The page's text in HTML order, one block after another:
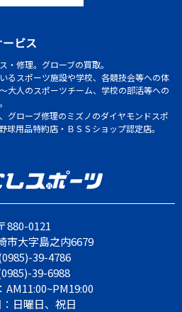
ビス
・修理。グローブの買取。
るスポーツ施設や学校、各競技会等への体
大人のスポーツチーム、学校の部活等への
グローブ修理のミズノのダイヤモンドスポ
球用品特約店・ＢＳＳショップ認定店。
880-0121
市大字島之内6679
39-4786
39-6988
AM11:00~PM19:00
日曜日、祝日